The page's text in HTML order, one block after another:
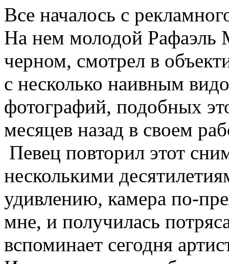
Все началось с
На нем молодой Рафаэль
черном, смотрел в
с несколько наивным
фотографий, подобных
месяцев назад в своем
Певец повторил этот
несколькими
удивлению, камера по-
мне, и получилась
вспоминает сегодня